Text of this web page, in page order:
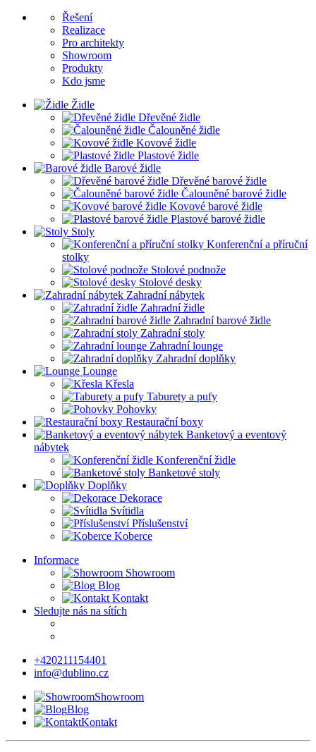
Řešení
Realizace
Pro architekty
Showroom
Produkty
Kdo jsme
Židle
Dřevěné židle
Čalouněné židle
Kovové židle
Plastové židle
Barové židle
Dřevěné barové židle
Čalouněné barové židle
Kovové barové židle
Plastové barové židle
Stoly
Konferenční a příruční
stolky
Stolové podnože
Stolové desky
Zahradní nábytek
Zahradní židle
Zahradní barové židle
Zahradní stoly
Zahradní lounge
Zahradní doplňky
Lounge
Křesla
Taburety a pufy
Pohovky
Restaurační boxy
Banketový a eventový
nábytek
Konferenční židle
Banketové stoly
Doplňky
Dekorace
Svítidla
Příslušenství
Koberce
Informace
Showroom
Blog
Kontakt
Sledujte nás na sítích
+420211154401
info@dublino.cz
Showroom
Blog
Kontakt